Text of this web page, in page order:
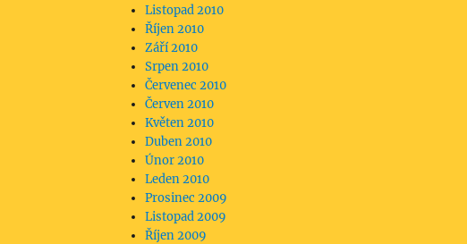
Listopad 2010
Říjen 2010
Září 2010
Srpen 2010
Červenec 2010
Červen 2010
Květen 2010
Duben 2010
Únor 2010
Leden 2010
Prosinec 2009
Listopad 2009
Říjen 2009